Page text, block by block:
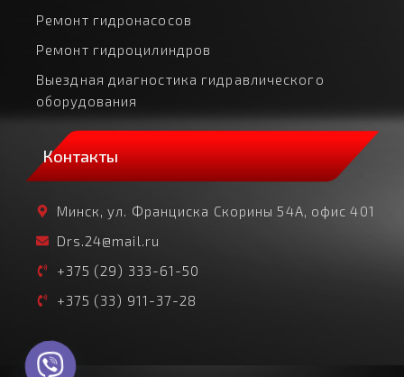
Ремонт гидронасосов
Ремонт гидроцилиндров
Выездная диагностика гидравлического
оборудования
Контакты
Минск, ул. Франциска Скорины 54А, офис 401
Drs.24@mail.ru
+375 (29) 333-61-50
+375 (33) 911-37-28